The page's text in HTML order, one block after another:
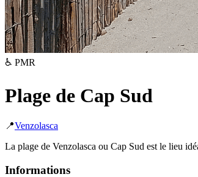
♿ PMR
Plage de Cap Sud
📍Venzolasca
La plage de Venzolasca ou Cap Sud est le lieu
Informations